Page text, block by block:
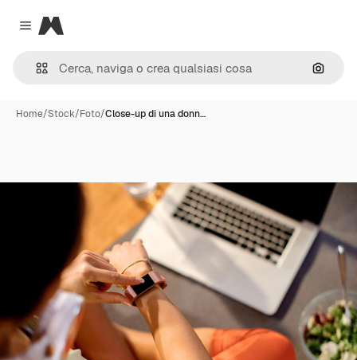
Close menu
Magnific
Cerca
Home/Stock/Foto/Close-up di una donn…